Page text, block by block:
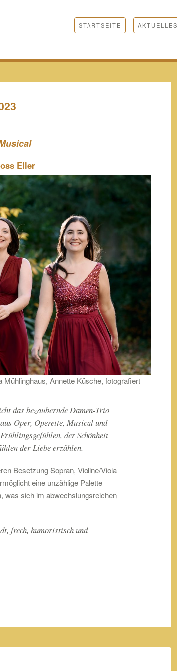
STARTSEITE AKTUELLES
Eller
Annette Küsche, fotografiert
das bezaubernde Damen-Trio
Oper, Operette, Musical und
der Schönheit
der Liebe erzählen.
Besetzung Sopran, Violine/Viola
eine unzählige Palette
was sich im abwechslungsreichen
frech, humoristisch und